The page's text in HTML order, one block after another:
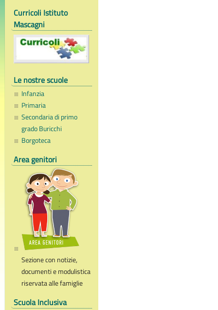
Curricoli Istituto
Mascagni
Le nostre scuole
Infanzia
Primaria
Secondaria di primo
grado Buricchi
Borgoteca
Area genitori
Sezione con notizie,
documenti e modulistica
riservata alle famiglie
Scuola Inclusiva